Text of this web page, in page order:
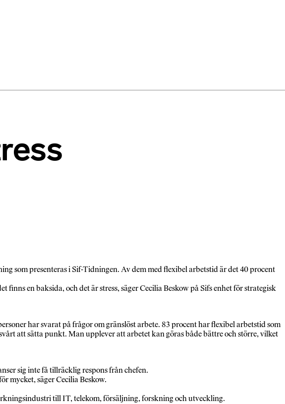
som presenteras i Sif-Tidningen. Av dem med flexibel arbetstid är det 40 procent
en baksida, och det är stress, säger Cecilia Beskow på Sifs enhet för strategisk
har svarat på frågor om gränslöst arbete. 83 procent har flexibel arbetstid som
att sätta punkt. Man upplever att arbetet kan göras både bättre och större, vilket
sig inte få tillräcklig respons från chefen.
mycket, säger Cecilia Beskow.
till IT, telekom, försäljning, forskning och utveckling.